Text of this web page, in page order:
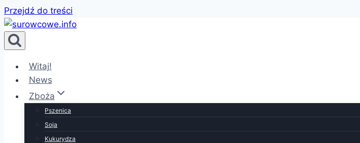
Przejdź do treści
Witaj!
News
Zboża
Pszenica
Soja
Kukurydza